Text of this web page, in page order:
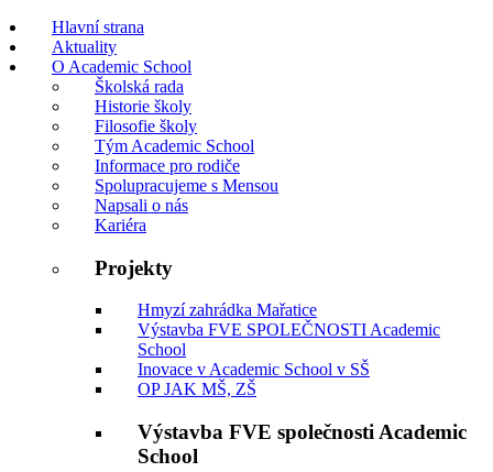
Hlavní strana
Aktuality
O Academic School
Školská rada
Historie školy
Filosofie školy
Tým Academic School
Informace pro rodiče
Spolupracujeme s Mensou
Napsali o nás
Kariéra
Projekty
Hmyzí zahrádka Mařatice
Výstavba FVE SPOLEČNOSTI Academic
School
Inovace v Academic School v SŠ
OP JAK MŠ, ZŠ
Výstavba FVE společnosti Academic
School